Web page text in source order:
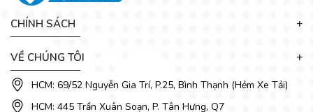
CHÍNH SÁCH
VỀ CHÚNG TÔI
HCM: 69/52 Nguyễn Gia Trí, P.25, Bình Thạnh (Hẻm Xe Tải)
HCM: 445 Trần Xuân Soạn, P. Tân Hưng, Q7